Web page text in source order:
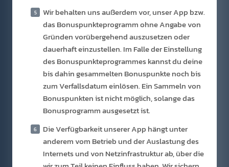
Wir behalten uns außerdem vor, unser App bzw.
das Bonuspunkteprogramm ohne Angabe von
Gründen vorübergehend auszusetzen oder
dauerhaft einzustellen. Im Falle der Einstellung
des Bonuspunkteprogrammes kannst du deine
bis dahin gesammelten Bonuspunkte noch bis
zum Verfallsdatum einlösen. Ein Sammeln von
Bonuspunkten ist nicht möglich, solange das
Bonusprogramm ausgesetzt ist.
Die Verfügbarkeit unserer App hängt unter
anderem vom Betrieb und der Auslastung des
Internets und von Netzinfrastruktur ab, über die